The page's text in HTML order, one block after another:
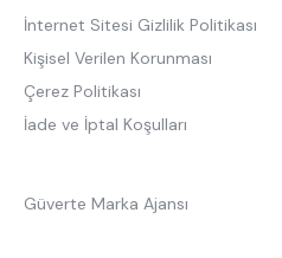
İnternet Sitesi Gizlilik Politikası
Kişisel Verilen Korunması
Çerez Politikası
İade ve İptal Koşulları
Güverte Marka Ajansı